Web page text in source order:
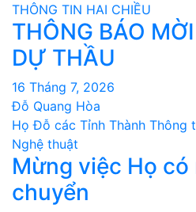
THÔNG TIN HAI CHIỀU
THÔNG BÁO
DỰ THẦU
16 Tháng 7, 2026
Đỗ Quang Hòa
Họ Đỗ các Tỉnh Thành Thông
Nghệ thuật
Mừng việc Họ
chuyển